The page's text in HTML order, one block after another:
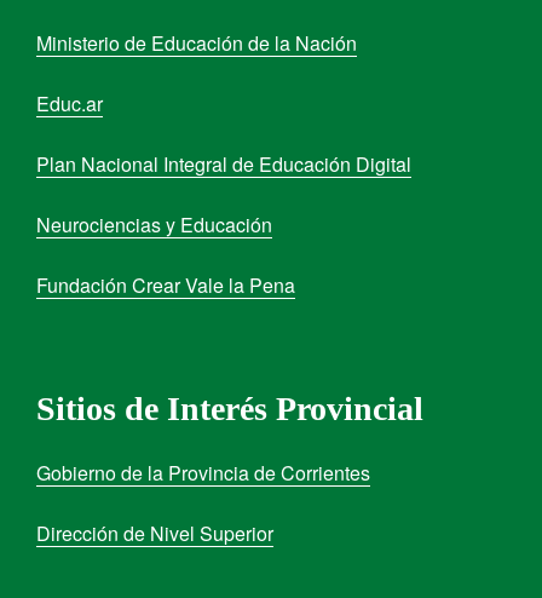
Ministerio de Educación de la Nación
Educ.ar
Plan Nacional Integral de Educación Digital
Neurociencias y Educación
Fundación Crear Vale la Pena
Sitios de Interés Provincial
Gobierno de la Provincia de Corrientes
Dirección de Nivel Superior